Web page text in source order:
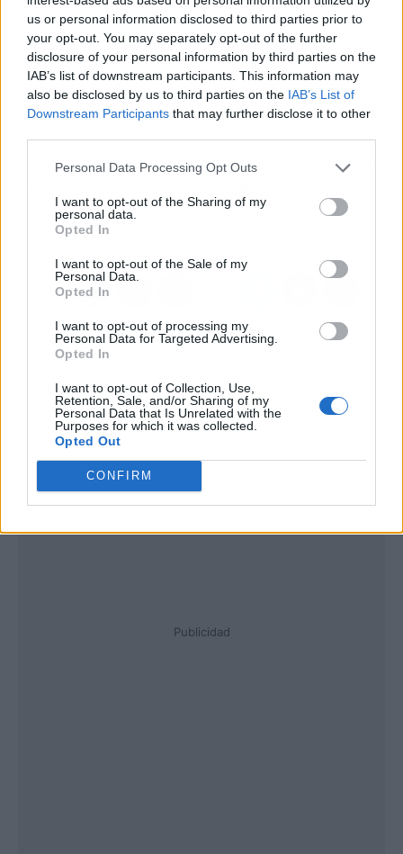
us or personal information disclosed to third parties prior to
your opt-out. You may separately opt-out of the further
disclosure of your personal information by third parties on the
IAB’s list of downstream participants. This information may
also be disclosed by us to third parties on the IAB’s List of
Downstream Participants that may further disclose it to other
Personal Data Processing Opt Outs
I want to opt-out of the Sharing of my
personal data.
Opted In
I want to opt-out of the Sale of my
Personal Data.
Opted In
I want to opt-out of processing my
Personal Data for Targeted Advertising.
Opted In
I want to opt-out of Collection, Use,
Retention, Sale, and/or Sharing of my
Personal Data that Is Unrelated with the
Purposes for which it was collected.
Opted Out
CONFIRM
en su preparación, todo ello en tiempo real. El
menú digital a través de esta aplicación,
también ofrece la posibilidad de ser integrado a
las redes sociales para potenciar su visibilidad
y alcance.
Artículo anterior
energético al teletrabajar
con Acierta Eficiencia
Artículo siguiente
ordenadores Apple Mac
Publicidad